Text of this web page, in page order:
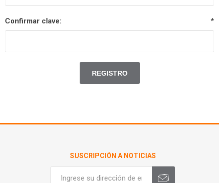
Confirmar clave: *
SUSCRIPCIÓN A NOTICIAS